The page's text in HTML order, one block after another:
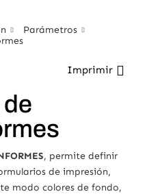
Parámetros
Imprimir
, permite definir
de impresión,
modo colores de fondo,